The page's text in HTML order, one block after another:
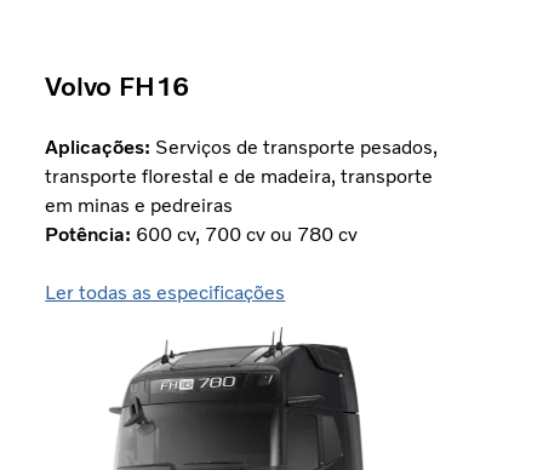
Volvo FH16
Aplicações: Serviços de transporte pesados,
transporte florestal e de madeira, transporte
em minas e pedreiras
Potência: 600 cv, 700 cv ou 780 cv
Ler todas as especificações